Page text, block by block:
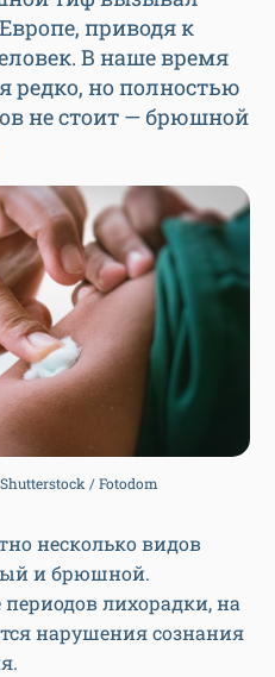
приводя к
В наше время
редко, но полностью
не стоит — брюшной
/ Fotodom
несколько видов
и брюшной.
лихорадки, на
нарушения сознания